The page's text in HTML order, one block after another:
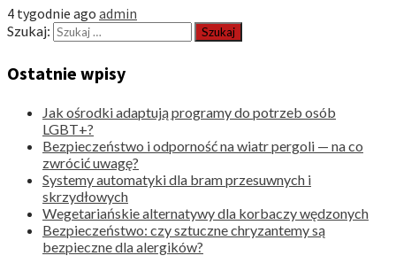
4 tygodnie ago admin
Szukaj:
Ostatnie wpisy
Jak ośrodki adaptują programy do potrzeb osób
LGBT+?
Bezpieczeństwo i odporność na wiatr pergoli — na co
zwrócić uwagę?
Systemy automatyki dla bram przesuwnych i
skrzydłowych
Wegetariańskie alternatywy dla korbaczy wędzonych
Bezpieczeństwo: czy sztuczne chryzantemy są
bezpieczne dla alergików?